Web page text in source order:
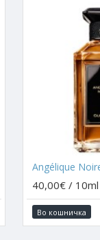
Angélique
40,00€ / 10ml
Во кошничка